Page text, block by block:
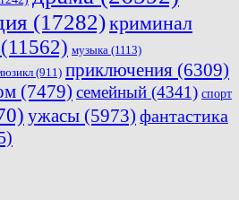
(17282)криминал
(11562) музыка (1113)
(911) приключения (6309)
(7479) семейный (4341) спорт
ужасы (5973) фантастика